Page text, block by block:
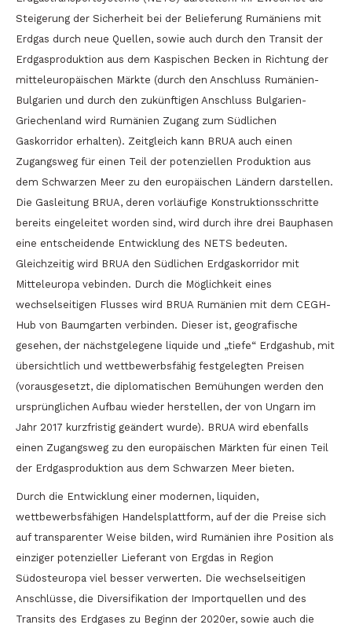
Steigerung der Sicherheit bei der Belieferung Rumäniens mit
Erdgas durch neue Quellen, sowie auch durch den Transit der
Erdgasproduktion aus dem Kaspischen Becken in Richtung der
mitteleuropäischen Märkte (durch den Anschluss Rumänien-
Bulgarien und durch den zukünftigen Anschluss Bulgarien-
Griechenland wird Rumänien Zugang zum Südlichen
Gaskorridor erhalten). Zeitgleich kann BRUA auch einen
Zugangsweg für einen Teil der potenziellen Produktion aus
dem Schwarzen Meer zu den europäischen Ländern darstellen.
Die Gasleitung BRUA, deren vorläufige Konstruktionsschritte
bereits eingeleitet worden sind, wird durch ihre drei Bauphasen
eine entscheidende Entwicklung des NETS bedeuten.
Gleichzeitig wird BRUA den Südlichen Erdgaskorridor mit
Mitteleuropa vebinden. Durch die Möglichkeit eines
wechselseitigen Flusses wird BRUA Rumänien mit dem CEGH-
Hub von Baumgarten verbinden. Dieser ist, geografische
gesehen, der nächstgelegene liquide und „tiefe“ Erdgashub, mit
übersichtlich und wettbewerbsfähig festgelegten Preisen
(vorausgesetzt, die diplomatischen Bemühungen werden den
ursprünglichen Aufbau wieder herstellen, der von Ungarn im
Jahr 2017 kurzfristig geändert wurde). BRUA wird ebenfalls
einen Zugangsweg zu den europäischen Märkten für einen Teil
der Erdgasproduktion aus dem Schwarzen Meer bieten.
Durch die Entwicklung einer modernen, liquiden,
wettbewerbsfähigen Handelsplattform, auf der die Preise sich
auf transparenter Weise bilden, wird Rumänien ihre Position als
einziger potenzieller Lieferant von Ergdas in Region
Südosteuropa viel besser verwerten. Die wechselseitigen
Anschlüsse, die Diversifikation der Importquellen und des
Transits des Erdgases zu Beginn der 2020er, sowie auch die